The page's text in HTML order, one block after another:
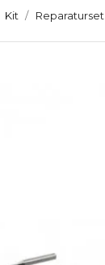
Kit